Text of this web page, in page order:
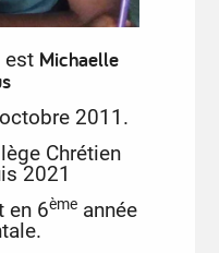
est Michaelle
2011.
Chrétien
2021
en 6èmeannée